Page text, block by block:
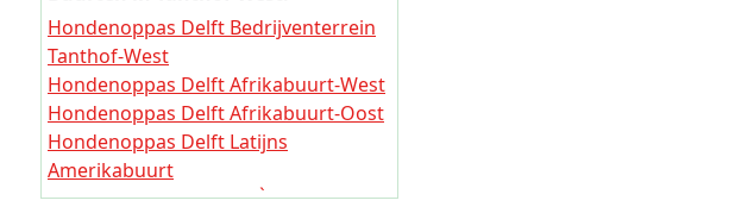
Hondenoppas Delft Buitenhof
Hondenoppas Delft Abtswoude
Hondenoppas Delft Schieweg
Hondenoppas Delft Wippolder
Hondenoppas Delft Ruiven
Hondenoppas Delft Bedrijventerrein
Tanthof-West
Hondenoppas Delft Afrikabuurt-West
Hondenoppas Delft Afrikabuurt-Oost
Hondenoppas Delft Latijns
Amerikabuurt
Hondenoppas Delft AziÙbuurt